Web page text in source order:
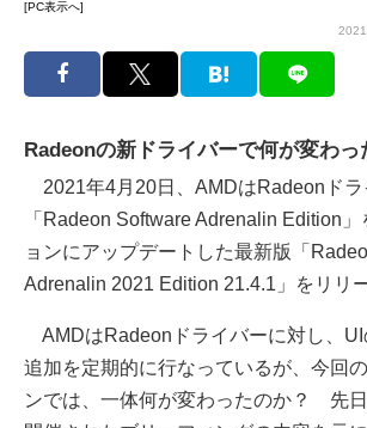
[PC表示へ]
Radeonの新ドライバーで何が変わっ
2021年4月20日、AMDはRadeonドラ
「Radeon Software Adrenalin Edition
ョンにアップデートした最新版「
Adrenalin 2021 Edition 21.4.1」をリリ
AMDはRadeonドライバーに対し、UI
追加を定期的に行なっているが、今回
ンでは、一体何が変わったのか？ 先